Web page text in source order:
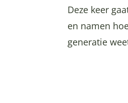
Deze keer
en namen
generatie